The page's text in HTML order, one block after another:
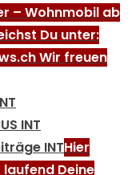
– Wohnmobil ab
Du unter:
Wir freuen
INT
INTHier
Deine